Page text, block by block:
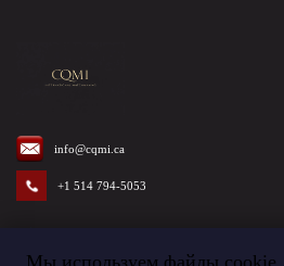
Мы используем файлы cookie
info@cqmi.ca
+1 514 794-5053